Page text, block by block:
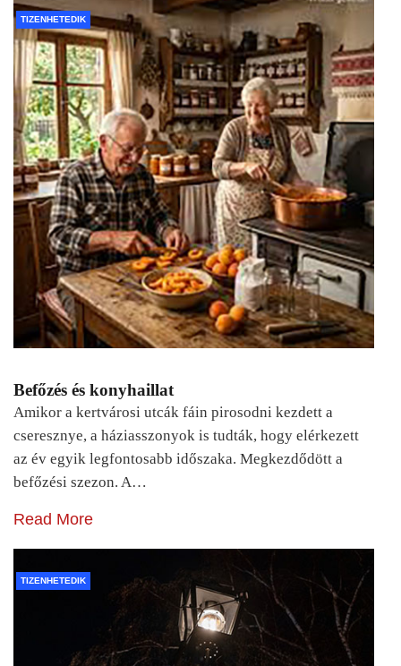
TIZENHETEDIK
Befőzés és konyhaillat
Amikor a kertvárosi utcák fáin pirosodni kezdett a
cseresznye, a háziasszonyok is tudták, hogy elérkezett
az év egyik legfontosabb időszaka. Megkezdődött a
befőzési szezon. A…
Read More
TIZENHETEDIK